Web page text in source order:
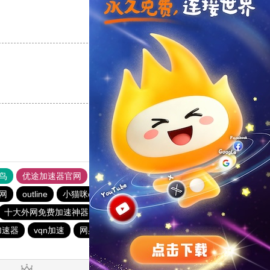
反对
反对[0]
优途加速器官网 风驰加速器 旋风加速器
八戒看书
outline 小猫咪ciash加速器
twitter加速器
十大外网免费加速神器
BitzNet加速器
永久不收费的加速器
器
vqn加速 网必通 toto加速器 暴雪加速器